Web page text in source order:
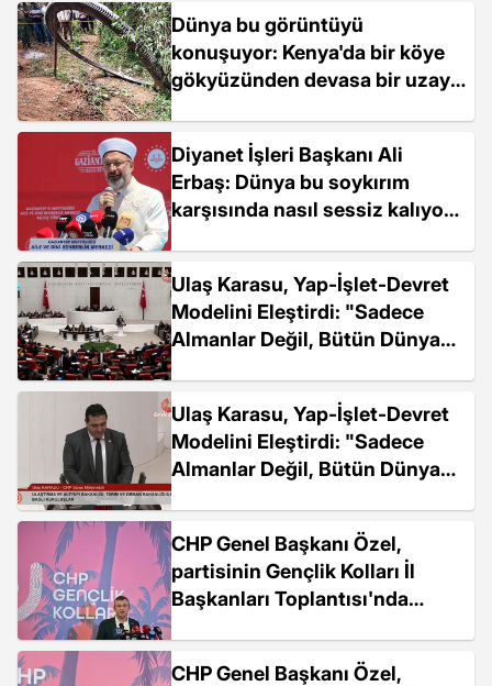
Dünya bu görüntüyü
konuşuyor: Kenya'da bir köye
gökyüzünden devasa bir uzay
Diyanet İşleri Başkanı Ali
Erbaş: Dünya bu soykırım
karşısında nasıl sessiz kalıyor
Ulaş Karasu, Yap-İşlet-Devret
Modelini Eleştirdi: "Sadece
Almanlar Değil, Bütün Dünya
Ulaş Karasu, Yap-İşlet-Devret
Modelini Eleştirdi: "Sadece
Almanlar Değil, Bütün Dünya
CHP Genel Başkanı Özel,
partisinin Gençlik Kolları İl
Başkanları Toplantısı'nda
CHP Genel Başkanı Özel,